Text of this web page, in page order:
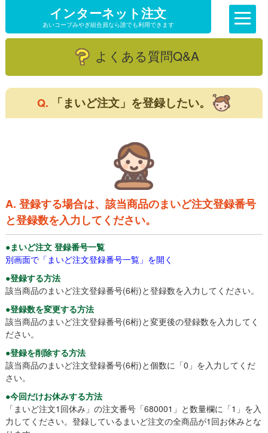
インターネット注文
あいコープみやぎ組合員なら誰でも利用できます
よくある質問Q&A
Q. 「まいど注文」を登録したい。
A. 登録する場合は、該当商品のまいど注文登録番号
と登録数を入力してください。
●まいど注文 登録番号一覧
別画面で「まいど注文登録番号一覧」を開く
●登録する方法
該当商品のまいど注文登録番号(6桁)と登録数を入力してください。
●登録数を変更する方法
該当商品のまいど注文登録番号(6桁)と変更後の登録数を入力してく
ださい。
●登録を削除する方法
該当商品のまいど注文登録番号(6桁)と個数に「0」を入力してくだ
さい。
●今回だけお休みする方法
「まいど注文1回休み」の注文番号「680001」と数量欄に「1」を入
力してください。登録しているまいど注文の全商品が1回お休みとな